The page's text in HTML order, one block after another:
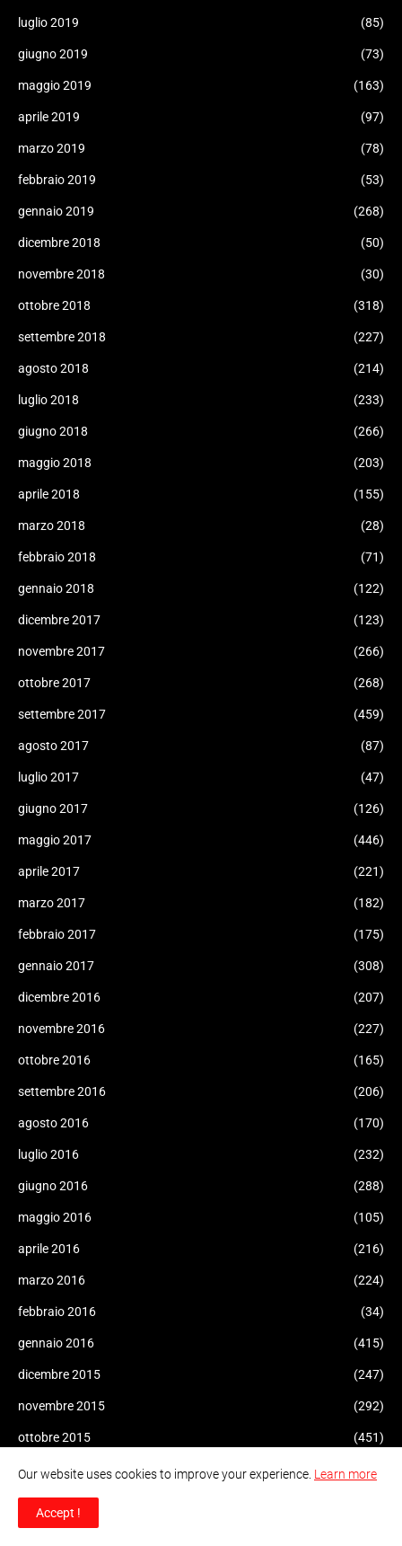
luglio 2019 (85)
giugno 2019 (73)
maggio 2019 (163)
aprile 2019 (97)
marzo 2019 (78)
febbraio 2019 (53)
gennaio 2019 (268)
dicembre 2018 (50)
novembre 2018 (30)
ottobre 2018 (318)
settembre 2018 (227)
agosto 2018 (214)
luglio 2018 (233)
giugno 2018 (266)
maggio 2018 (203)
aprile 2018 (155)
marzo 2018 (28)
febbraio 2018 (71)
gennaio 2018 (122)
dicembre 2017 (123)
novembre 2017 (266)
ottobre 2017 (268)
settembre 2017 (459)
agosto 2017 (87)
luglio 2017 (47)
giugno 2017 (126)
maggio 2017 (446)
aprile 2017 (221)
marzo 2017 (182)
febbraio 2017 (175)
gennaio 2017 (308)
dicembre 2016 (207)
novembre 2016 (227)
ottobre 2016 (165)
settembre 2016 (206)
agosto 2016 (170)
luglio 2016 (232)
giugno 2016 (288)
maggio 2016 (105)
aprile 2016 (216)
marzo 2016 (224)
febbraio 2016 (34)
gennaio 2016 (415)
dicembre 2015 (247)
novembre 2015 (292)
ottobre 2015 (451)
settembre 2015 (621)
agosto 2015
luglio 2015
Our website uses cookies to improve your experience. Learn more
Accept !